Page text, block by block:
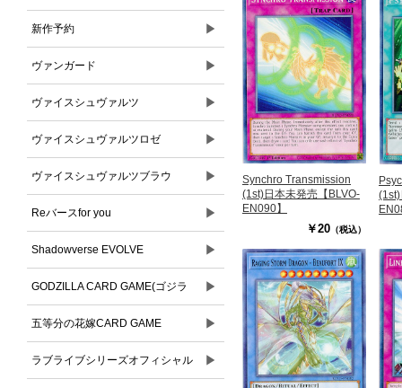
新作予約 ▶
ヴァンガード ▶
ヴァイスシュヴァルツ ▶
ヴァイスシュヴァルツロゼ ▶
ヴァイスシュヴァルツブラウ ▶
Reバースfor you ▶
Shadowverse EVOLVE ▶
GODZILLA CARD GAME(ゴジラ
カードゲーム)
▶
五等分の花嫁CARD GAME ▶
ラブライブシリーズオフィシャル ▶
Synchro Transmission
(1st)日本未発売【BLVO-
EN090】
￥20 （税込）